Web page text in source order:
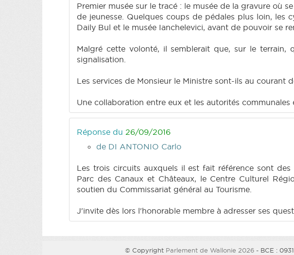
Premier musée sur le tracé : le musée de la gravure où
de jeunesse. Quelques coups de pédales plus loin, les
Daily Bul et le musée Ianchelevici, avant de pouvoir se
Malgré cette volonté, il semblerait que, sur le terrain,
signalisation.
Les services de Monsieur le Ministre sont-ils au courant
Une collaboration entre eux et les autorités
Réponse du 26/09/2016
de DI ANTONIO Carlo
Les trois circuits auxquels il est fait référence sont
Parc des Canaux et Châteaux, le Centre Culturel
soutien du Commissariat général au Tourisme.
J'invite dès lors l'honorable membre à adresser ses
© Copyright Parlement de Wallonie 2026 - BCE :